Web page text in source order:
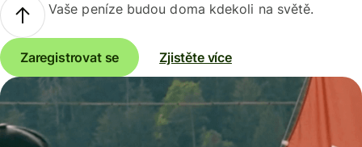
Vaše peníze budou doma kdekoli na světě.
Zaregistrovat se Zjistěte více